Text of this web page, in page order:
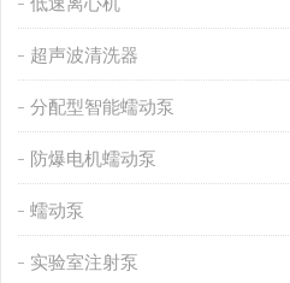
超声波清洗器
分配型智能蠕动泵
防爆电机蠕动泵
蠕动泵
实验室注射泵